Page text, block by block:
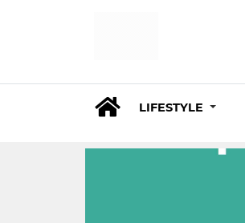
LIFESTYLE